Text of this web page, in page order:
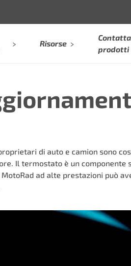
Risorse
prodotti
di auto e camion sono
Il termostato è un
ad alte prestazioni può